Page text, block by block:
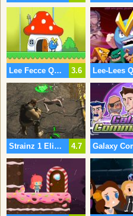
3.6
Lee Fecce Quest 3
4.7
Strainz 1 Eliminazione